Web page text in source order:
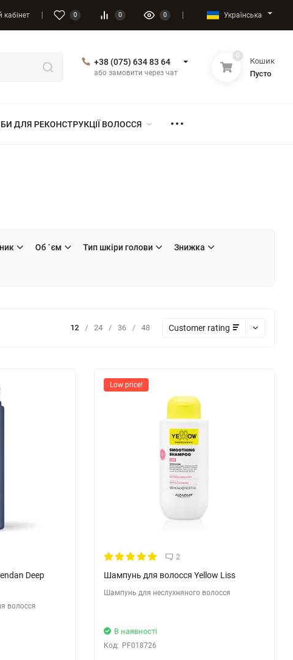
кабінет 0 0 0 Українська
+38 (075) 634 83 64
або замовити через чат
0
Кошик
Пусто
ДЛЯ РЕКОНСТРУКЦІЇ ВОЛОССЯ
Об `єм Тип шкіри голови Знижка
12 / 24 / 36 / 48 Customer rating
Deep
волосся
Low price!
2
Шампунь для волосся Yellow Liss
Шампунь для неслухняного волосся
В наявності
Код: PF018726